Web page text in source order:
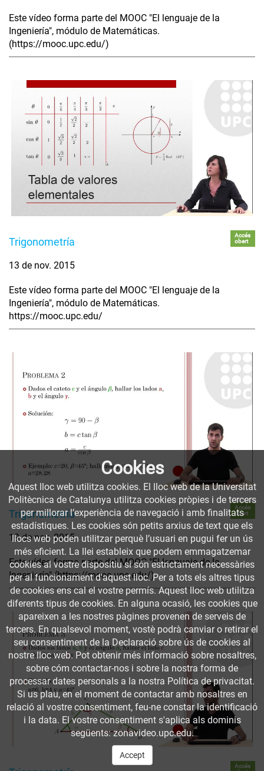
Este vídeo forma parte del MOOC "El lenguaje de la
Ingeniería", módulo de Matemáticas.
(https://mooc.upc.edu/)
Trigonometría
Accés
obert
13 de nov. 2015
Este vídeo forma parte del MOOC "El lenguaje de la
Ingeniería", módulo de Matemáticas.
https://mooc.upc.edu/
Trigonometría
Accés
obert
19 de nov. 2015
Este vídeo forma parte del MOOC "El lenguaje de la
Ingeniería" (https://mooc.upc.edu/)
Accés
Cookies
Aquest lloc web utilitza cookies. El lloc web de la Universitat
Politècnica de Catalunya utilitza cookies pròpies i de tercers
per millorar l’experiència de navegació i amb finalitats
estadístiques. Les cookies són petits arxius de text que els
llocs web poden utilitzar perquè l’usuari en pugui fer un ús
més eficient. La llei estableix que podem emmagatzemar
cookies al vostre dispositiu si són estrictament necessàries
per al funcionament d'aquest lloc. Per a tots els altres tipus
de cookies ens cal el vostre permís. Aquest lloc web utilitza
diferents tipus de cookies. En alguna ocasió, les cookies que
apareixen a les nostres pàgines provenen de serveis de
tercers. En qualsevol moment, vostè podrà canviar o retirar el
seu consentiment de la Declaració sobre ús de cookies al
nostre lloc web. Pot obtenir més informació sobre nosaltres,
sobre cóm contactar-nos i sobre la nostra forma de
processar dates personals a la nostra Política de privacitat.
Si us plau, en el moment de contactar amb nosaltres en
relació al vostre consentiment, feu-ne constar la identificació
i la data. El vostre consentiment s'aplica als dominis
següents: zonavideo.upc.edu.
Accept